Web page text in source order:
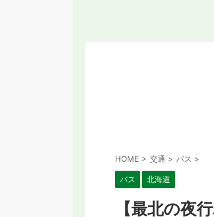
HOME > 交通 > バス >
バス 北海道
【最北の夜